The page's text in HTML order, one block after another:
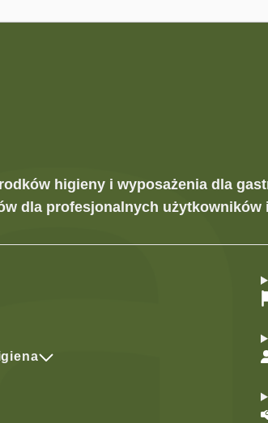
higieny i wyposażenia dla
dla profesjonalnych użytkowników